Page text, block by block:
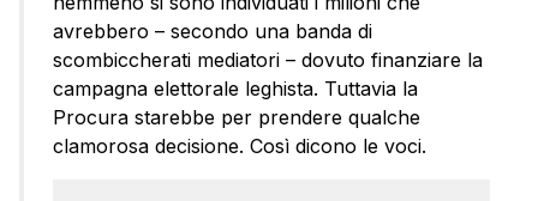
avrebbero – secondo una banda di
scombiccherati mediatori – dovuto finanziare la
campagna elettorale leghista. Tuttavia la
Procura starebbe per prendere qualche
clamorosa decisione. Così dicono le voci.